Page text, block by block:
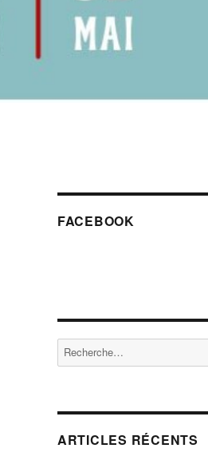
FACEBOOK
Recherche
pour :
ARTICLES RÉCENTS